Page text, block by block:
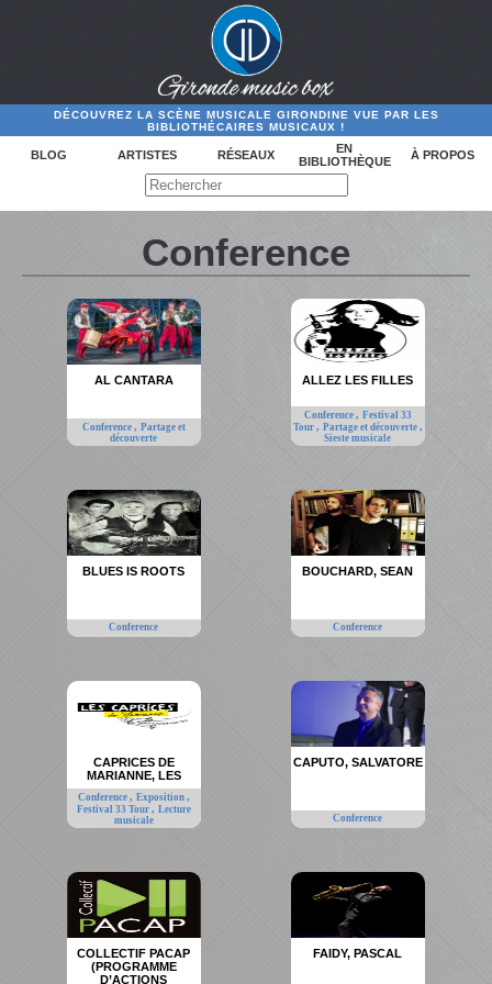
DÉCOUVREZ LA SCÈNE MUSICALE GIRONDINE VUE PAR LES
BIBLIOTHÉCAIRES MUSICAUX !
BLOG ARTISTES RÉSEAUX
EN
BIBLIOTHÈQUE
À PROPOS
Conference
AL CANTARA
Conference , Partage et
découverte
ALLEZ LES FILLES
Conference , Festival 33
Tour , Partage et découverte ,
Sieste musicale
BLUES IS ROOTS
Conference
BOUCHARD, SEAN
Conference
CAPRICES DE
MARIANNE, LES
Conference , Exposition ,
Festival 33 Tour , Lecture
musicale
CAPUTO, SALVATORE
Conference
COLLECTIF PACAP
(PROGRAMME
D’ACTIONS
FAIDY, PASCAL